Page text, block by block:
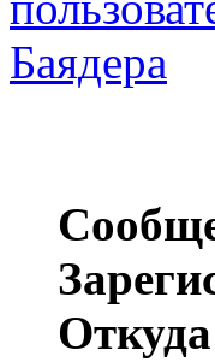
Баядера